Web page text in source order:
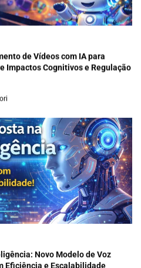
de Vídeos com IA para
Impactos Cognitivos e Regulação
Novo Modelo de Voz
Eficiência e Escalabilidade